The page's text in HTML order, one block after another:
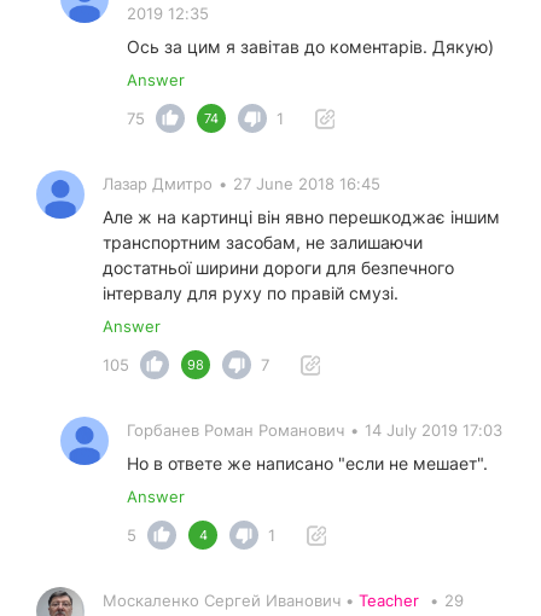
2019 12:35
Ось за цим я завітав до коментарів. Дякую)
Answer
75
74 1
Лазар Дмитро • 27 June 2018 16:45
Але ж на картинці він явно перешкоджає іншим
транспортним засобам, не залишаючи
достатньої ширини дороги для безпечного
інтервалу для руху по правій смузі.
Answer
105
98 7
Горбанев Роман Романович • 14 July 2019 17:03
Но в ответе же написано "если не мешает".
Answer
5
4 1
Москаленко Сергей Иванович • Teacher • 29